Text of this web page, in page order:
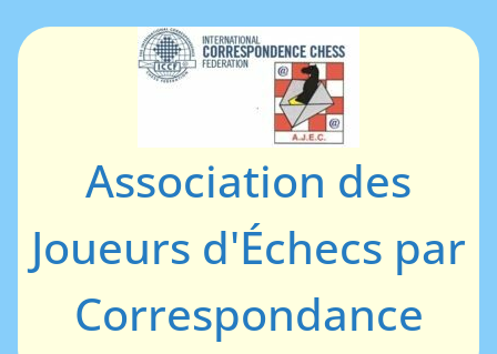
au
Association des
Joueurs d'Échecs par
Correspondance